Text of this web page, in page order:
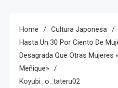
Home
Cultura Japonesa
Hasta Un 30 Por Ciento De
Desagrada Que Otras Mujeres
Meñique»
Koyubi_o_tateru02